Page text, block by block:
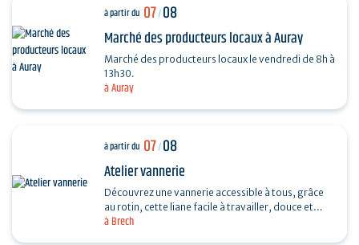
à Auray
à partir du 07/08
Marché des producteurs locaux à Auray
Marché des producteurs locaux le vendredi de 8h à
13h30.
à Brech
à partir du 07/08
Atelier vannerie
Découvrez une vannerie accessible à tous, grâce
au rotin, cette liane facile à travailler, douce et